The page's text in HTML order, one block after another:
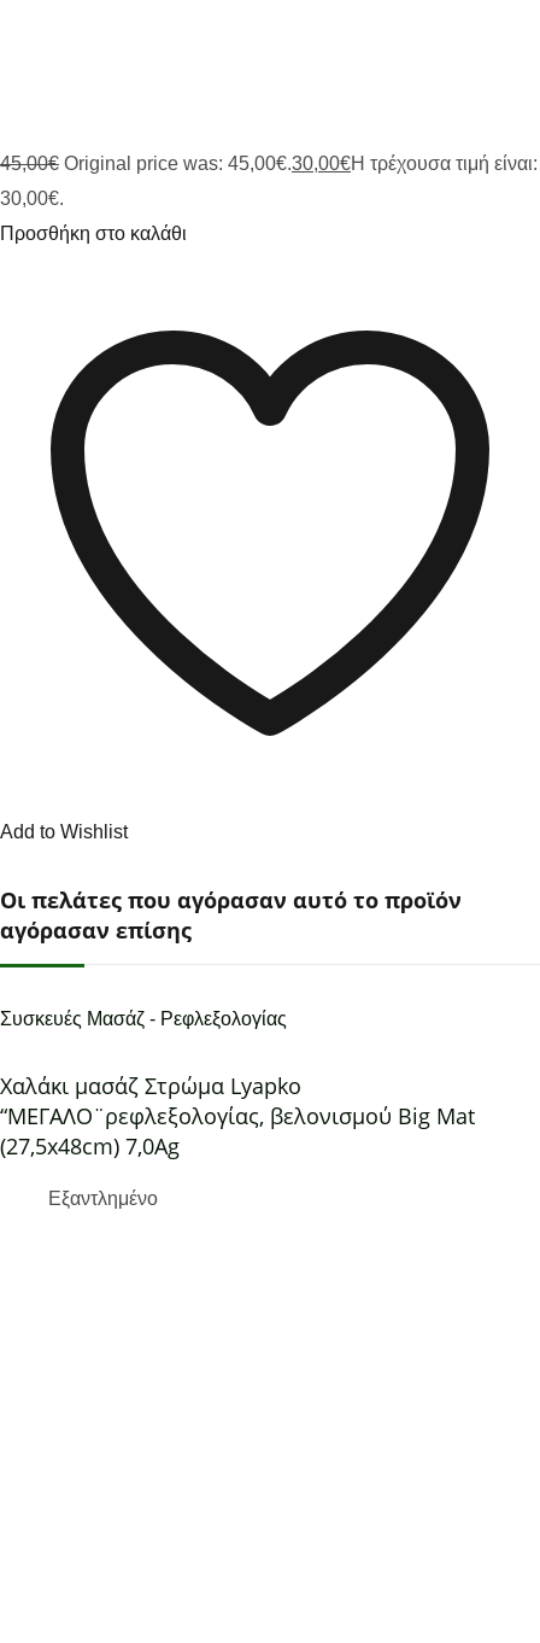
45,00€ Original price was: 45,00€.30,00€Η τρέχουσα τιμή είναι:
30,00€.
Προσθήκη στο καλάθι
Add to Wishlist
Οι πελάτες που αγόρασαν αυτό το προϊόν
αγόρασαν επίσης
Συσκευές Μασάζ - Ρεφλεξολογίας
Χαλάκι μασάζ Στρώμα Lyapko
“ΜΕΓΑΛΟ¨ρεφλεξολογίας, βελονισμού Big Mat
(27,5x48cm) 7,0Ag
Εξαντλημένο